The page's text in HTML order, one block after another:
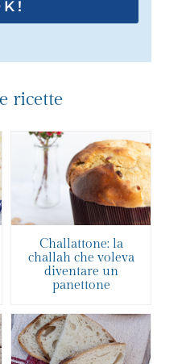
ricette
Challattone: la
challah che voleva
diventare un
panettone